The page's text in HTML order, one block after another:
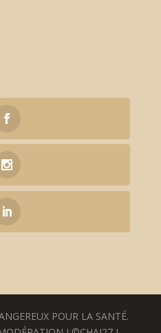
POUR LA SANTÉ.